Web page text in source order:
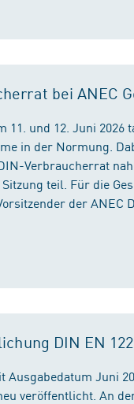
bei ANEC
11. und 12. Juni
in der Normung.
Verbraucherrat
teil. Für die
der ANEC
DIN EN
Ausgabedatum Juni
veröffentlicht. An